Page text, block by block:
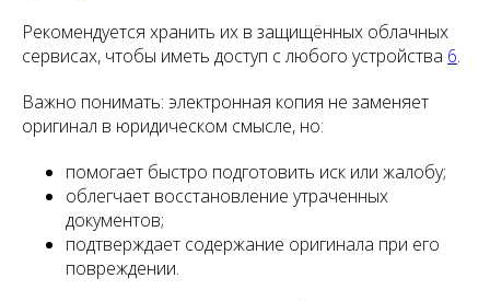
Рекомендуется хранить их в защищённых облачных
сервисах, чтобы иметь доступ с любого устройства 6.
Важно понимать: электронная копия не заменяет
оригинал в юридическом смысле, но:
помогает быстро подготовить иск или жалобу;
облегчает восстановление утраченных
документов;
подтверждает содержание оригинала при его
повреждении.